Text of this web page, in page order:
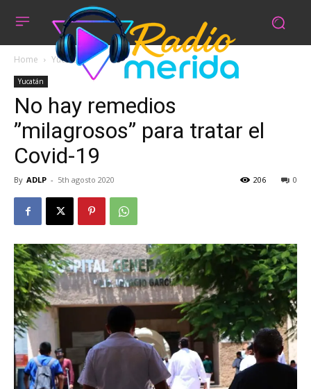
Home Yucatán
Yucatán
No hay remedios
”milagrosos” para tratar el
Covid-19
By ADLP - 5th agosto 2020 0
206